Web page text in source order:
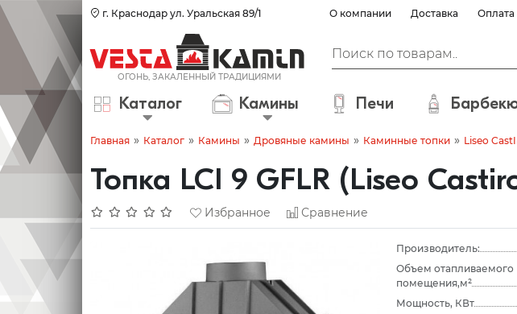
г. Краснодар ул. Уральская 89/1 О компании Доставка Оплата
Каталог Камины Печи
Главная » Каталог » Камины » Дровяные камины » Каминные топки » Liseo
Топка LCI 9 GFLR (Liseo
Избранное Сравнение
Производитель:
Объем отапливаемого
помещения,м²
Мощность, КВт